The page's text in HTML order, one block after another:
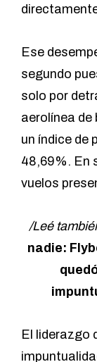
Ese
segundo
solo por
aerolínea
un índice de
48,69%. En
vuelos
/Leé
nadie:
El liderazgo